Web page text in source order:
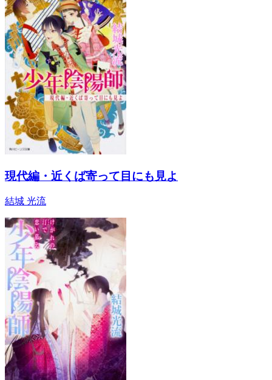
現代編・近くば寄って目にも見よ
結城 光流